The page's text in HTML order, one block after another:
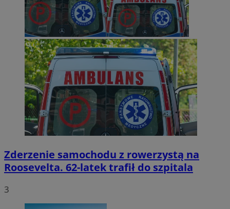
Zderzenie samochodu z rowerzystą na
Roosevelta. 62-latek trafił do szpitala
3